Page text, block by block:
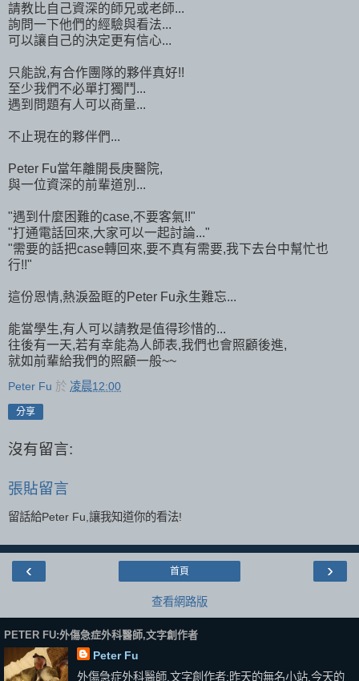
請教比自己資深的師兄或老師...
詢問一下他們的經驗與看法...
可以讓自己的決定更有信心...
只能說,有合作團隊的夥伴真好!!
至少我們不必單打獨鬥...
遇到問題有人可以商量...
不止現在的夥伴們...
Peter Fu當年離開長庚醫院,
與一位資深的前輩道別...
"遇到什麼困難的case,不要客氣!!"
"打通電話回來,大家可以一起討論..."
"需要的話把case轉回來,要不真有需要,我下去台中幫忙也
行!!"
這份恩情,熱淚盈眶的Peter Fu永生難忘...
能當學生,有人可以請教是值得珍惜的...
往後有一天,若有幸能為人師表,我們也會照顧後進,
就如前輩給我們的照顧一般~~
Peter Fu 於 凌晨12:00
分享
沒有留言:
張貼留言
留話給Peter Fu,讓我知道你的看法!
‹ ›
首頁
查看網路版
PETER FU:外傷急症外科醫師,文字創作者
Peter Fu
外傷急症外科醫師,文字創作者;昨天的無名小站,今天的